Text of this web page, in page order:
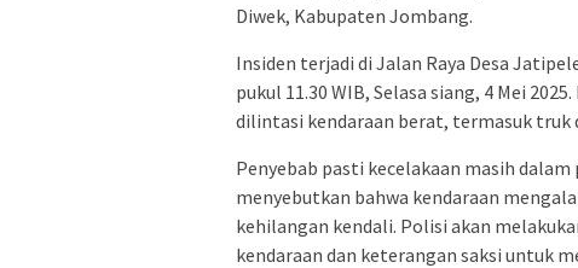
Diwek, Kabupaten Jombang.
Insiden terjadi di Jalan Raya Desa
pukul 11.30 WIB, Selasa siang, 4 Mei
dilintasi kendaraan berat, termasuk truk
Penyebab pasti kecelakaan masih
menyebutkan bahwa kendaraan
kehilangan kendali. Polisi akan
kendaraan dan keterangan saksi untuk